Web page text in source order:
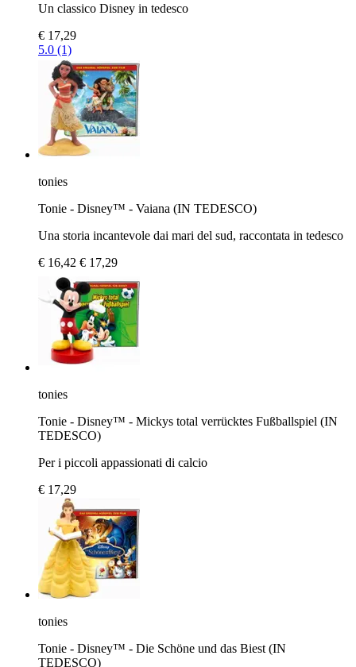
Un classico Disney in tedesco
€ 17,29
5.0 (1)
tonies
Tonie - Disney™ - Vaiana (IN TEDESCO)
Una storia incantevole dai mari del sud, raccontata in tedesco
€ 16,42 € 17,29
tonies
Tonie - Disney™ - Mickys total verrücktes Fußballspiel (IN
TEDESCO)
Per i piccoli appassionati di calcio
€ 17,29
tonies
Tonie - Disney™ - Die Schöne und das Biest (IN
TEDESCO)